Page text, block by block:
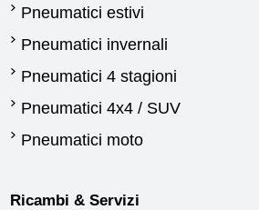
Pneumatici estivi
Pneumatici invernali
Pneumatici 4 stagioni
Pneumatici 4x4 / SUV
Pneumatici moto
Ricambi & Servizi